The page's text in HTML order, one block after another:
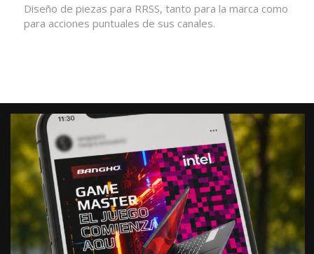
Diseño de piezas para RRSS, tanto para la marca como
para acciones puntuales de sus canales.